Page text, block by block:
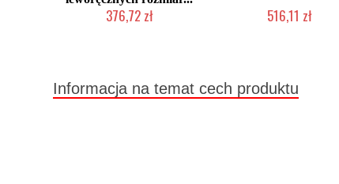
376,72 zł 516,11 zł
Informacja na temat cech produktu